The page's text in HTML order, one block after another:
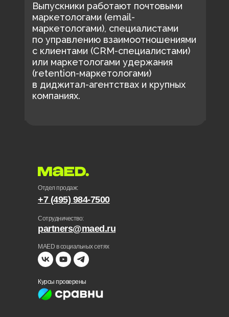
Выпускники работают почтовыми
маркетологами (email-
маркетологами), специалистами
по управлению взаимоотношениями
с клиентами (CRM-специалистами)
или маркетологами удержания
(retention-маркетологами)
в диджитал-агентствах и крупных
компаниях.
Сотрудничество:
Отдел продаж:
+7 (495) 984-7500
partners@maed.ru
MAED в социальных сетях
Курсы проверены